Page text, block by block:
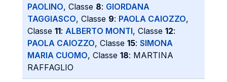
PAOLINO, Classe 8: GIORDANA
TAGGIASCO, Classe 9: PAOLA CAIOZZO,
Classe 11: ALBERTO MONTI, Classe 12:
PAOLA CAIOZZO, Classe 15: SIMONA
MARIA CUOMO, Classe 18: MARTINA
RAFFAGLIO